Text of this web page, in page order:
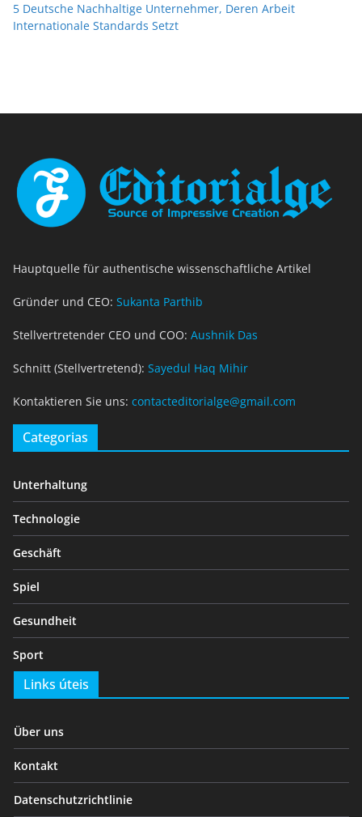
5 Deutsche Nachhaltige Unternehmer, Deren Arbeit
Internationale Standards Setzt
Hauptquelle für authentische wissenschaftliche Artikel
Gründer und CEO: Sukanta Parthib
Stellvertretender CEO und COO: Aushnik Das
Schnitt (Stellvertretend): Sayedul Haq Mihir
Kontaktieren Sie uns: contacteditorialge@gmail.com
Categorias
Unterhaltung
Technologie
Geschäft
Spiel
Gesundheit
Sport
Links úteis
Über uns
Kontakt
Datenschutzrichtlinie